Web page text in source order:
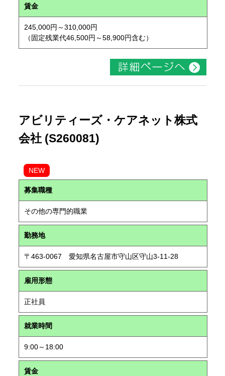
賃金
245,000円～310,000円
（固定残業代46,500円～58,900円含む）
アビリティーズ・ケアネット株式
会社 (S260081)
NEW
募集職種
その他の専門的職業
勤務地
〒463-0067 愛知県名古屋市守山区守山3-11-28
雇用形態
正社員
就業時間
9:00～18:00
賃金